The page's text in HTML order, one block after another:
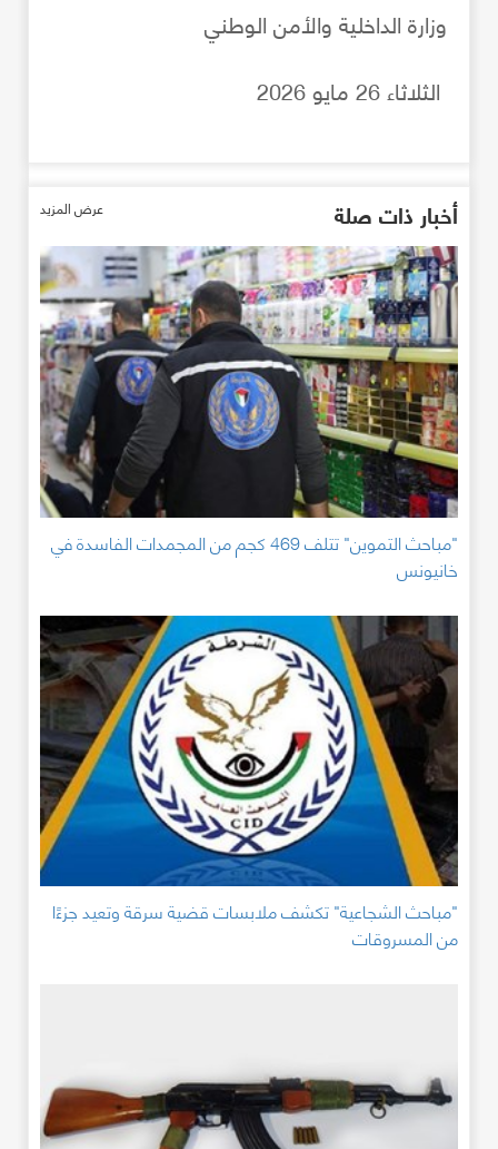
وزارة الداخلية والأمن الوطني
الثلاثاء 26 مايو 2026
أخبار ذات صلة عرض المزيد
"مباحث التموين" تتلف 469 كجم من المجمدات الفاسدة في
خانيونس
"مباحث الشجاعية" تكشف ملابسات قضية سرقة وتعيد جزءًا
من المسروقات